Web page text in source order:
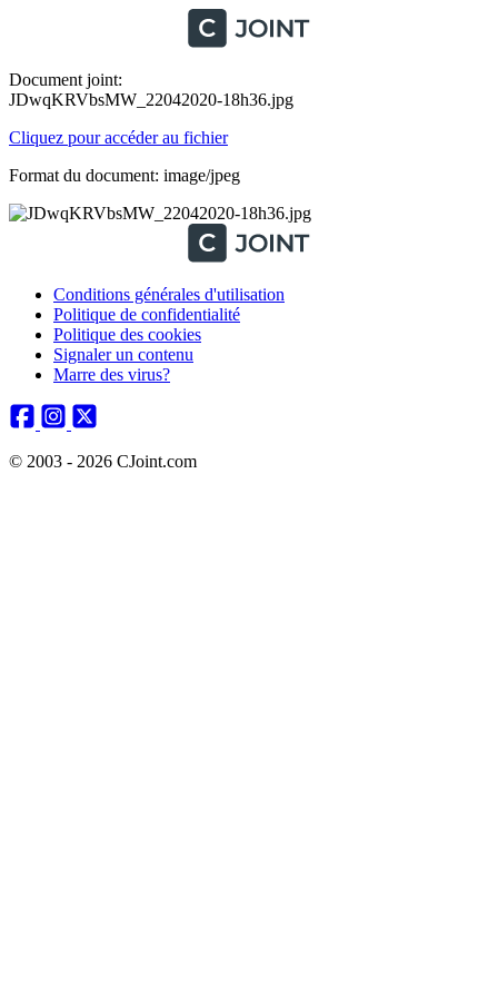
Document joint:
JDwqKRVbsMW_22042020-18h36.jpg
Cliquez pour accéder au fichier
Format du document: image/jpeg
Conditions générales d'utilisation
Politique de confidentialité
Politique des cookies
Signaler un contenu
Marre des virus?
© 2003 - 2026 CJoint.com